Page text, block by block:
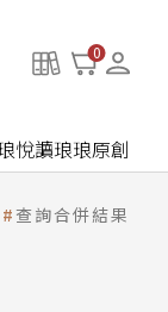
0
悅讀琅琅原創
查詢合併結果